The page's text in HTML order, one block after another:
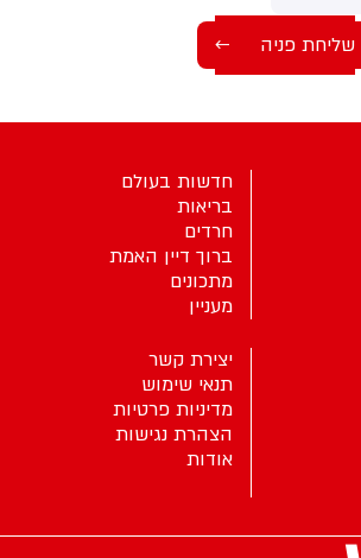
חדשות בעולם
בריאות
חרדים
ברוך דיין האמת
מתכונים
מעניין
יצירת קשר
תנאי שימוש
מדיניות פרטיות
הצהרת נגישות
אודות